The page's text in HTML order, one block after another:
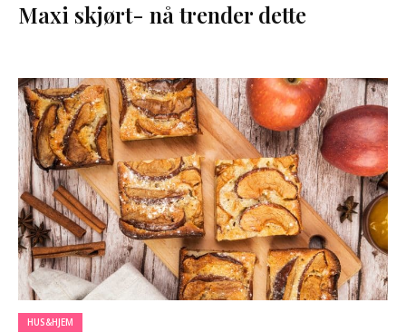
Maxi skjørt- nå trender dette
HUS&HJEM